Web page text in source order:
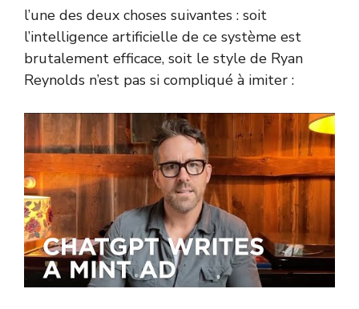
l’une des deux choses suivantes : soit
l’intelligence artificielle de ce système est
brutalement efficace, soit le style de Ryan
Reynolds n’est pas si compliqué à imiter :